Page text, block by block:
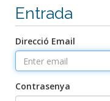
Entrada
Direcció Email
Contrasenya